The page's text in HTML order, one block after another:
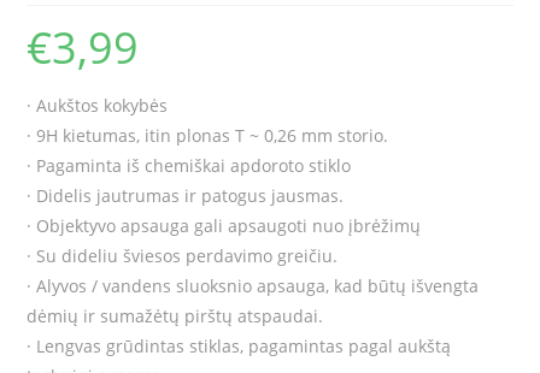
€3,99
· Aukštos kokybės
· 9H kietumas, itin plonas T ~ 0,26 mm storio.
· Pagaminta iš chemiškai apdoroto stiklo
· Didelis jautrumas ir patogus jausmas.
· Objektyvo apsauga gali apsaugoti nuo įbrėžimų
· Su dideliu šviesos perdavimo greičiu.
· Alyvos / vandens sluoksnio apsauga, kad būtų išvengta
dėmių ir sumažėtų pirštų atspaudai.
· Lengvas grūdintas stiklas, pagamintas pagal aukštą